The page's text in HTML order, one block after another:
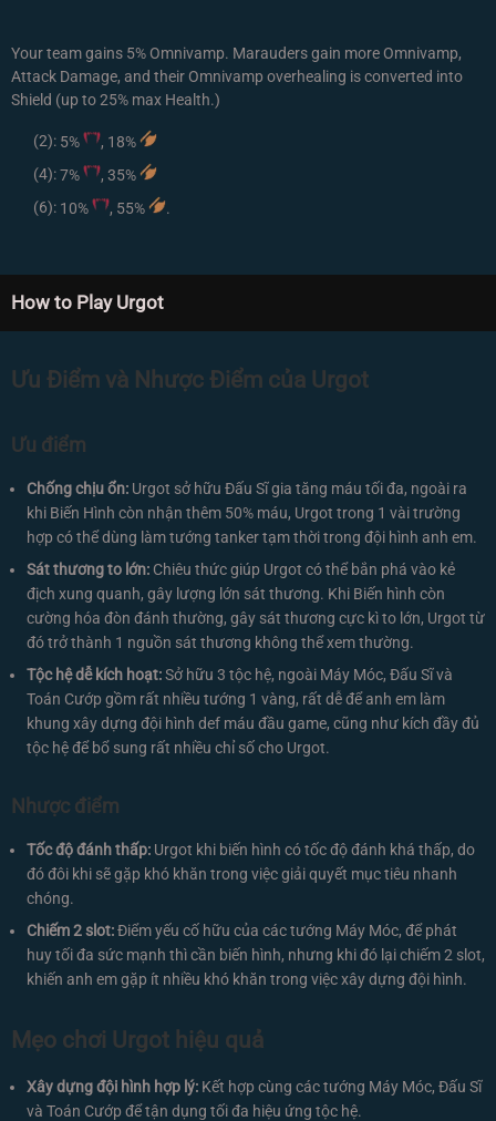
Your team gains 5% Omnivamp. Marauders gain more Omnivamp,
Attack Damage, and their Omnivamp overhealing is converted into
Shield (up to 25% max Health.)
(2): 5%
, 18%
(4):7%
, 35%
(6): 10% , 55% .
How to Play Urgot
Ưu Điểm và Nhược Điểm của Urgot
Ưu điểm
Chống chịu ổn: Urgot sở hữu Đấu Sĩ gia tăng máu tối đa, ngoài ra
khi Biến Hình còn nhận thêm 50% máu, Urgot trong 1 vài trường
hợp có thể dùng làm tướng tanker tạm thời trong đội hình anh em.
Sát thương to lớn: Chiêu thức giúp Urgot có thể bắn phá vào kẻ
địch xung quanh, gây lượng lớn sát thương. Khi Biến hình còn
cường hóa đòn đánh thường, gây sát thương cực kì to lớn, Urgot từ
đó trở thành 1 nguồn sát thương không thể xem thường.
Tộc hệ dễ kích hoạt:Sở hữu 3 tộc hệ, ngoài Máy Móc, Đấu Sĩ và
Toán Cướp gồm rất nhiều tướng 1 vàng, rất dễ để anh em làm
khung xây dựng đội hình def máu đầu game, cũng như kích đầy đủ
tộc hệ để bổ sung rất nhiều chỉ số cho Urgot.
Nhược điểm
Tốc độ đánh thấp: Urgot khi biến hình có tốc độ đánh khá thấp, do
đó đôi khi sẽ gặp khó khăn trong việc giải quyết mục tiêu nhanh
chóng.
Chiếm 2 slot:Điểm yếu cố hữu của các tướng Máy Móc, để phát
huy tối đa sức mạnh thì cần biến hình, nhưng khi đó lại chiếm 2 slot,
khiến anh em gặp ít nhiều khó khăn trong việc xây dựng đội hình.
Mẹo chơi Urgot hiệu quả
Xây dựng đội hình hợp lý: Kết hợp cùng các tướng Máy Móc, Đấu Sĩ
và Toán Cướp để tận dụng tối đa hiệu ứng tộc hệ.